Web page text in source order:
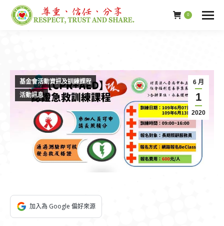
0
6 月
1
2020
基金會活動資訊及訓練課程
活動訊息
加入為 Google 偏好來源